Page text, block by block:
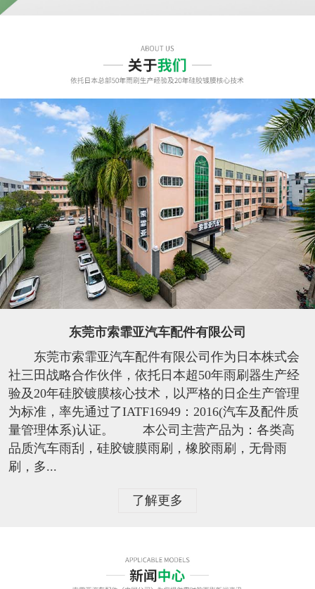
东莞市索霏亚汽车配件有限公司
东莞市索霏亚汽车配件有限公司作为日本株式会
社三田战略合作伙伴，依托日本超50年雨刷器生产经
验及20年硅胶镀膜核心技术，以严格的日企生产管理
为标准，率先通过了IATF16949：2016(汽车及配件质
量管理体系)认证。 本公司主营产品为：各类高
品质汽车雨刮，硅胶镀膜雨刷，橡胶雨刷，无骨雨
刷，多...
了解更多